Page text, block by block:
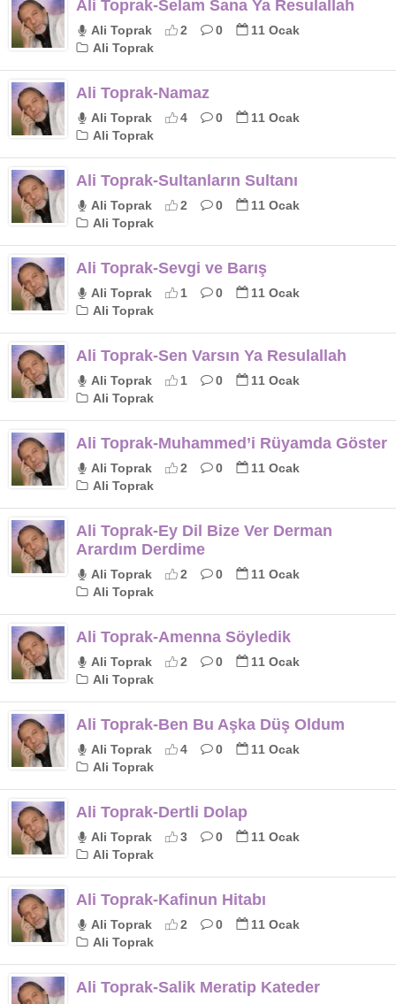
Ali Toprak-Selam Sana Ya Resulallah
Ali Toprak 2 0
11 Ocak
Ali Toprak
Ali Toprak-Namaz
Ali Toprak 4 0
11 Ocak
Ali Toprak
Ali Toprak-Sultanların Sultanı
Ali Toprak 2 0
11 Ocak
Ali Toprak
Ali Toprak-Sevgi ve Barış
Ali Toprak 1 0
11 Ocak
Ali Toprak
Ali Toprak-Sen Varsın Ya Resulallah
Ali Toprak 1 0
11 Ocak
Ali Toprak
Ali Toprak-Muhammed’i Rüyamda Göster
Ali Toprak 2 0
11 Ocak
Ali Toprak
Ali Toprak-Ey Dil Bize Ver Derman
Arardım Derdime
Ali Toprak 2 0
11 Ocak
Ali Toprak
Ali Toprak-Amenna Söyledik
Ali Toprak 2 0
11 Ocak
Ali Toprak
Ali Toprak-Ben Bu Aşka Düş Oldum
Ali Toprak 4 0
11 Ocak
Ali Toprak
Ali Toprak-Dertli Dolap
Ali Toprak 3 0
11 Ocak
Ali Toprak
Ali Toprak-Kafinun Hitabı
Ali Toprak 2 0
11 Ocak
Ali Toprak
Ali Toprak-Salik Meratip Kateder